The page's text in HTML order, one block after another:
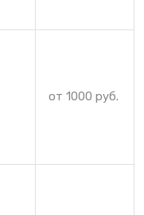
от 1000 руб.